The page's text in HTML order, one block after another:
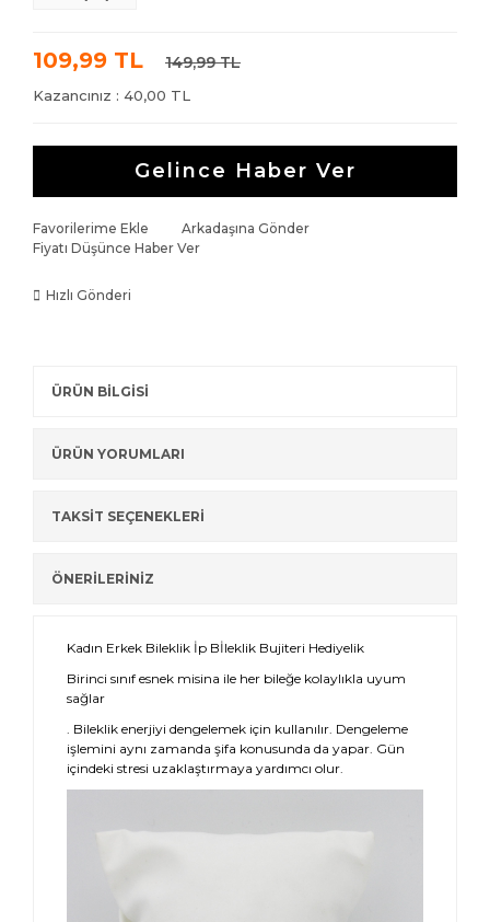
109,99 TL 149,99 TL
Kazancınız : 40,00 TL
Gelince Haber Ver
Favorilerime Ekle
Arkadaşına Gönder
Fiyatı Düşünce Haber Ver
Hızlı Gönderi
ÜRÜN BİLGİSİ
ÜRÜN YORUMLARI
TAKSİT SEÇENEKLERİ
ÖNERİLERİNİZ
Kadın Erkek Bileklik İp Bİleklik Bujiteri Hediyelik
Birinci sınıf esnek misina ile her bileğe kolaylıkla uyum
sağlar
. Bileklik enerjiyi dengelemek için kullanılır. Dengeleme
işlemini aynı zamanda şifa konusunda da yapar. Gün
içindeki stresi uzaklaştırmaya yardımcı olur.